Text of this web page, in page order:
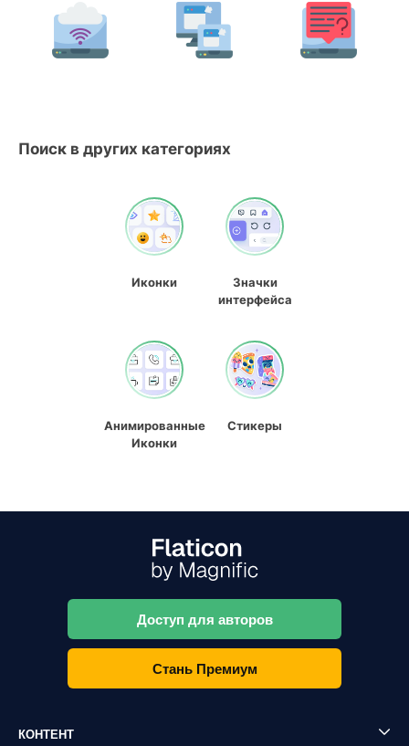
Поиск в других категориях
Иконки
Значки
интерфейса
Анимированные
Иконки
Стикеры
Доступ для авторов
Стань Премиум
КОНТЕНТ